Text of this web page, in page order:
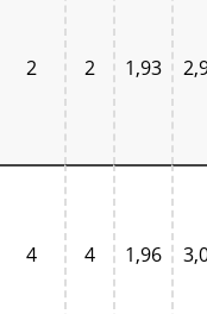
2 2 1,93
4 4 1,96